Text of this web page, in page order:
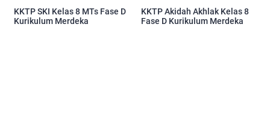
KKTP SKI Kelas 8 MTs Fase D
Kurikulum Merdeka
KKTP Akidah Akhlak Kelas 8
Fase D Kurikulum Merdeka